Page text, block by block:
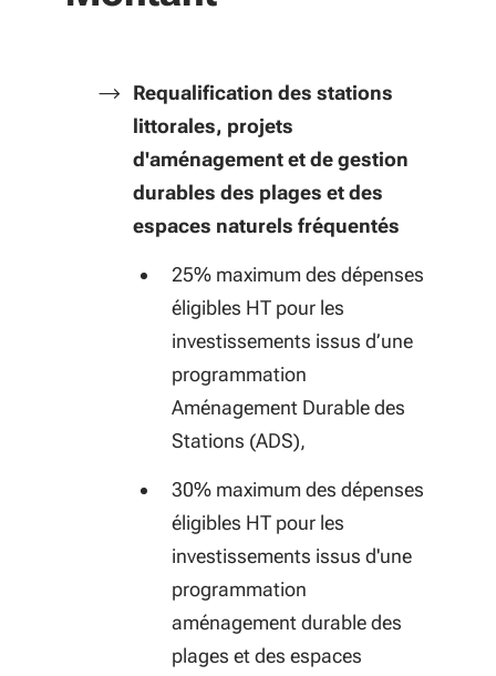
Requalification des stations
littorales, projets
d'aménagement et de gestion
durables des plages et des
espaces naturels fréquentés
25% maximum des dépenses
éligibles HT pour les
investissements issus d’une
programmation
Aménagement Durable des
Stations (ADS),
30% maximum des dépenses
éligibles HT pour les
investissements issus d'une
programmation
aménagement durable des
plages et des espaces